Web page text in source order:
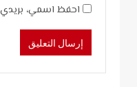
احفظ اسمي، بريدي